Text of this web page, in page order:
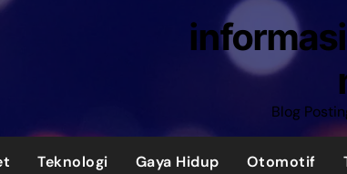
Blog
Teknologi Gaya Hidup Otomotif